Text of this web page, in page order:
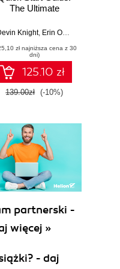
The Ultimate
to Power BI, Data
Tools, and
Microsoft Fabric -
Fourth Edition
Knight, Erin Ostrowsky
zł najniższa cena z 30
dni)
125.10 zł
139.00zł (-10%)
partnerski -
więcej »
- daj